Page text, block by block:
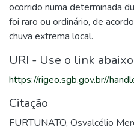
ocorrido numa determinada
foi raro ou ordinário, de
chuva extrema local.
URI - Use o link
https://rigeo.sgb.gov.br//
Citação
FURTUNATO, Osvalcélio